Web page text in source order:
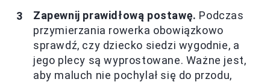
Zapewnij prawidłową postawę. Podczas
przymierzania rowerka obowiązkowo
sprawdź, czy dziecko siedzi wygodnie, a
jego plecy są wyprostowane. Ważne jest,
aby maluch nie pochylał się do przodu,